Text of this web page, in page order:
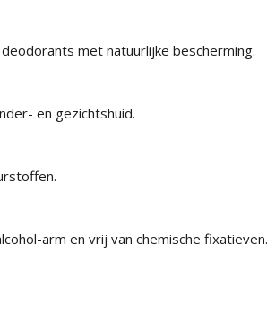
met natuurlijke bescherming.
en gezichtshuid.
arm en vrij van chemische fixatieven.